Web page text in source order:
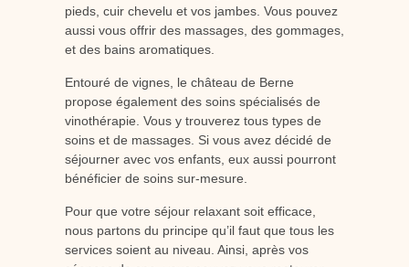
pieds, cuir chevelu et vos jambes. Vous pouvez
aussi vous offrir des massages, des gommages,
et des bains aromatiques.
Entouré de vignes, le château de Berne
propose également des soins spécialisés de
vinothérapie. Vous y trouverez tous types de
soins et de massages. Si vous avez décidé de
séjourner avec vos enfants, eux aussi pourront
bénéficier de soins sur-mesure.
Pour que votre séjour relaxant soit efficace,
nous partons du principe qu’il faut que tous les
services soient au niveau. Ainsi, après vos